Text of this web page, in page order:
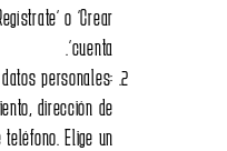
“Regístrate” o “Crear
tus datos personales:
nacimiento, dirección de
de teléfono. Elige un